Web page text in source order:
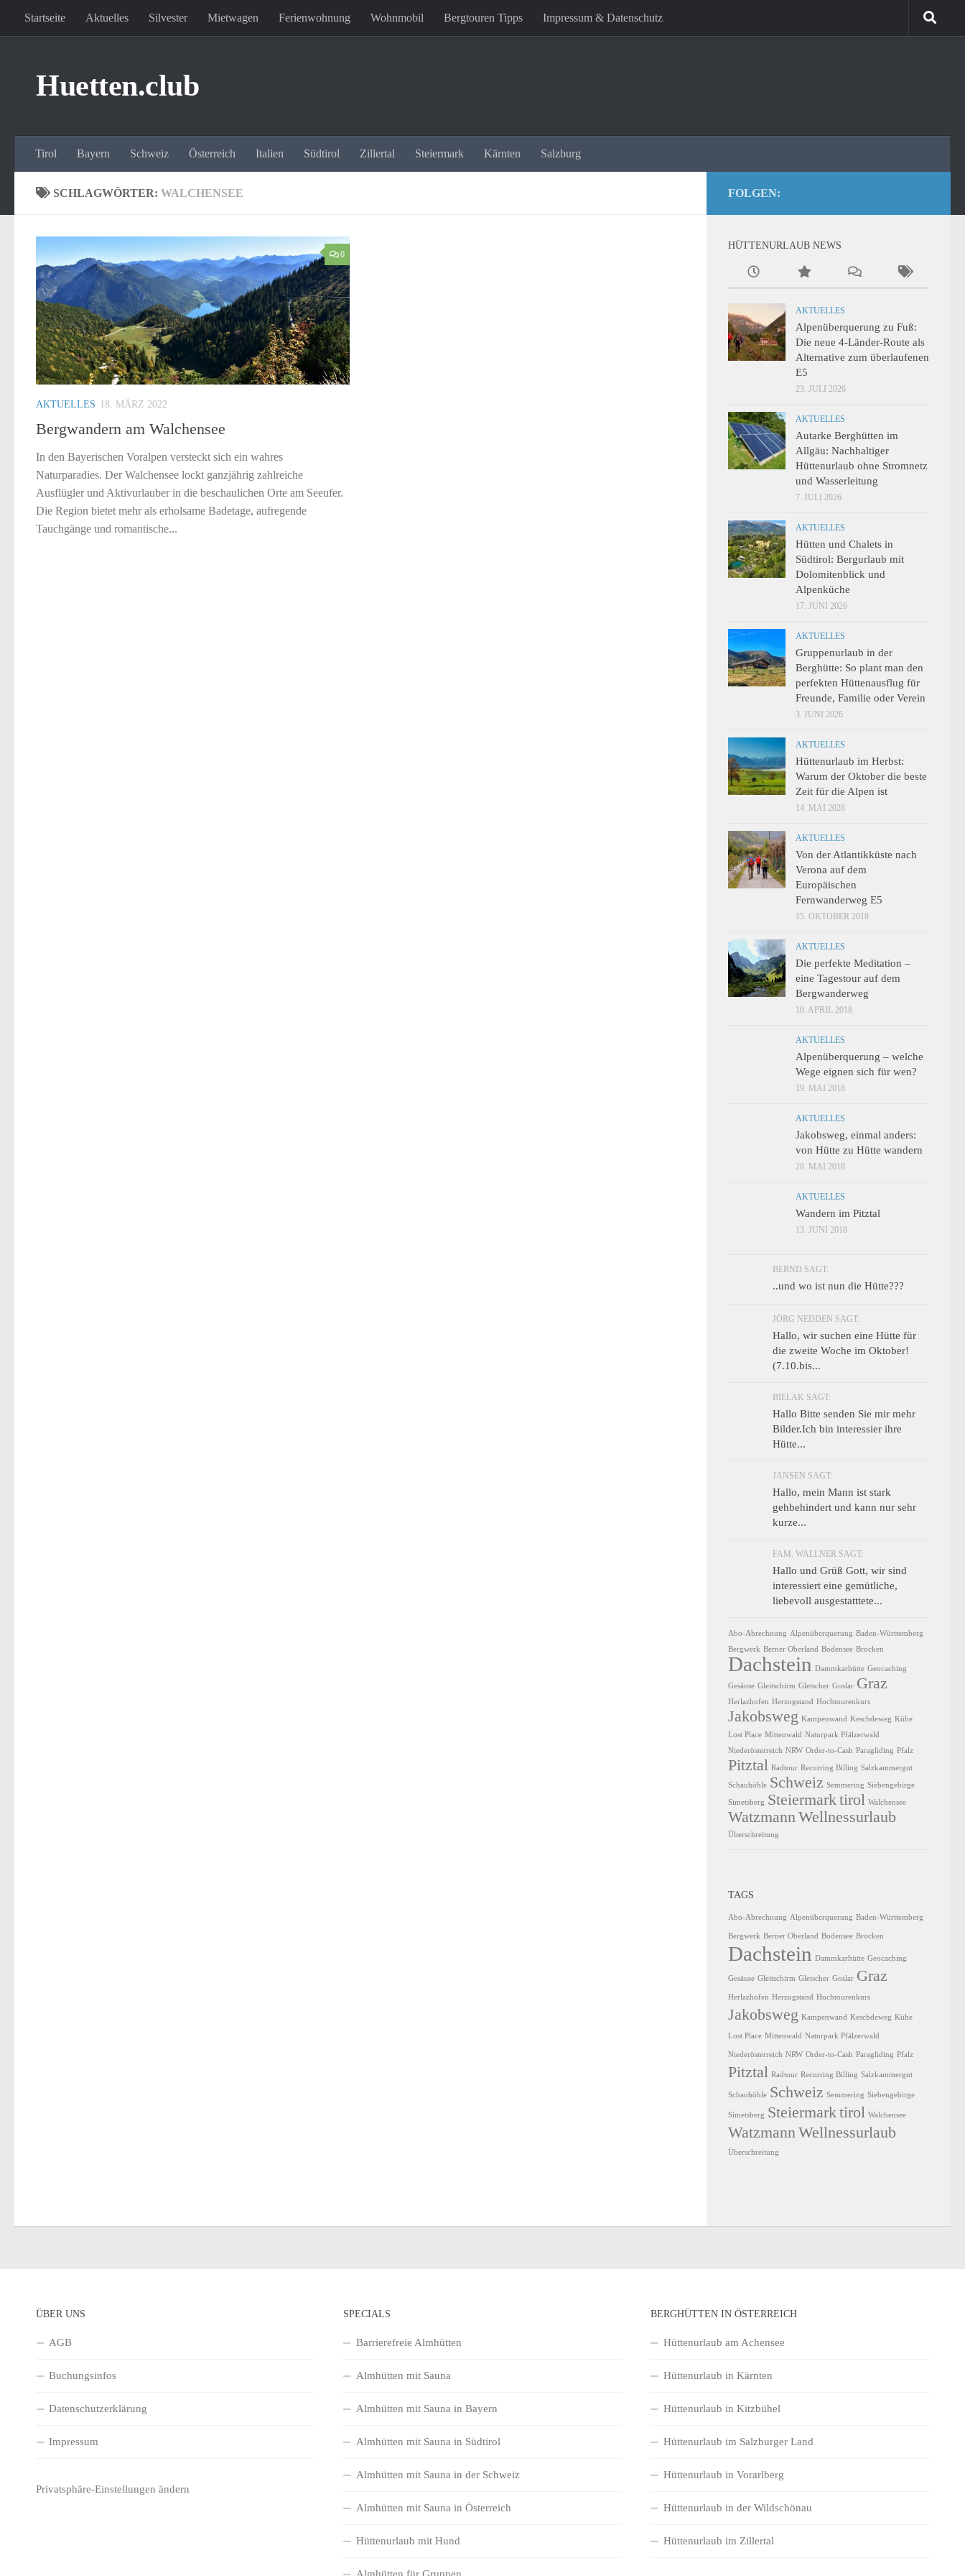
Zum Inhalt springen
Startseite Aktuelles Silvester Mietwagen Ferienwohnung Wohnmobil Bergtouren Tipps Impressum & Datenschutz
Huetten.club
Tirol Bayern Schweiz Österreich Italien Südtirol Zillertal Steiermark Kärnten Salzburg
SCHLAGWÖRTER: WALCHENSEE
0
AKTUELLES 18. MÄRZ 2022
Bergwandern am Walchensee
In den Bayerischen Voralpen versteckt sich ein wahres
Naturparadies. Der Walchensee lockt ganzjährig zahlreiche
Ausflügler und Aktivurlauber in die beschaulichen Orte am Seeufer.
Die Region bietet mehr als erholsame Badetage, aufregende
Tauchgänge und romantische...
FOLGEN:
HÜTTENURLAUB NEWS
AKTUELLES
Alpenüberquerung zu Fuß:
Die neue 4-Länder-Route als
Alternative zum überlaufenen
E5
23. JULI 2026
AKTUELLES
Autarke Berghütten im
Allgäu: Nachhaltiger
Hüttenurlaub ohne Stromnetz
und Wasserleitung
7. JULI 2026
AKTUELLES
Hütten und Chalets in
Südtirol: Bergurlaub mit
Dolomitenblick und
Alpenküche
17. JUNI 2026
AKTUELLES
Gruppenurlaub in der
Berghütte: So plant man den
perfekten Hüttenausflug für
Freunde, Familie oder Verein
3. JUNI 2026
AKTUELLES
Hüttenurlaub im Herbst:
Warum der Oktober die beste
Zeit für die Alpen ist
14. MAI 2026
AKTUELLES
Von der Atlantikküste nach
Verona auf dem
Europäischen
Fernwanderweg E5
15. OKTOBER 2018
AKTUELLES
Die perfekte Meditation –
eine Tagestour auf dem
Bergwanderweg
10. APRIL 2018
AKTUELLES
Alpenüberquerung – welche
Wege eignen sich für wen?
19. MAI 2018
AKTUELLES
Jakobsweg, einmal anders:
von Hütte zu Hütte wandern
28. MAI 2018
AKTUELLES
Wandern im Pitztal
13. JUNI 2018
BERND SAGT:
..und wo ist nun die Hütte???
JÖRG NEDDEN SAGT:
Hallo, wir suchen eine Hütte für
die zweite Woche im Oktober!
(7.10.bis...
BIELAK SAGT:
Hallo Bitte senden Sie mir mehr
Bilder.Ich bin interessier ihre
Hütte...
JANSEN SAGT:
Hallo, mein Mann ist stark
gehbehindert und kann nur sehr
kurze...
FAM. WALLNER SAGT:
Hallo und Grüß Gott, wir sind
interessiert eine gemütliche,
liebevoll ausgestatttete...
Abo-Abrechnung Alpenüberquerung Baden-Württemberg
Bergwerk Berner Oberland Bodensee Brocken
Dachstein Dammkarhütte Geocaching
Gesäuse Gleitschirm Gletscher Goslar Graz
Herlazhofen Herzogstand Hochtourenkurs
Jakobsweg Kampenwand Keschdeweg Kühe
Lost Place Mittenwald Naturpark Pfälzerwald
Niederösterreich NRW Order-to-Cash Paragliding Pfalz
Pitztal Radtour Recurring Billing Salzkammergut
Schauhöhle Schweiz Semmering Siebengebirge
Simetsberg Steiermarktirol Walchensee
WatzmannWellnessurlaub
Überschreitung
TAGS
Abo-Abrechnung Alpenüberquerung Baden-Württemberg
Bergwerk Berner Oberland Bodensee Brocken
Dachstein Dammkarhütte Geocaching
Gesäuse Gleitschirm Gletscher Goslar Graz
Herlazhofen Herzogstand Hochtourenkurs
Jakobsweg Kampenwand Keschdeweg Kühe
Lost Place Mittenwald Naturpark Pfälzerwald
Niederösterreich NRW Order-to-Cash Paragliding Pfalz
Pitztal Radtour Recurring Billing Salzkammergut
Schauhöhle Schweiz Semmering Siebengebirge
Simetsberg Steiermarktirol Walchensee
WatzmannWellnessurlaub
Überschreitung
ÜBER UNS
AGB
Buchungsinfos
Datenschutzerklärung
Impressum
Privatsphäre-Einstellungen ändern
SPECIALS
Barrierefreie Almhütten
Almhütten mit Sauna
Almhütten mit Sauna in Bayern
Almhütten mit Sauna in Südtirol
Almhütten mit Sauna in der Schweiz
Almhütten mit Sauna in Österreich
Hüttenurlaub mit Hund
BERGHÜTTEN IN ÖSTERREICH
Hüttenurlaub am Achensee
Hüttenurlaub in Kärnten
Hüttenurlaub in Kitzbühel
Hüttenurlaub im Salzburger Land
Hüttenurlaub in Vorarlberg
Hüttenurlaub in der Wildschönau
Hüttenurlaub im Zillertal